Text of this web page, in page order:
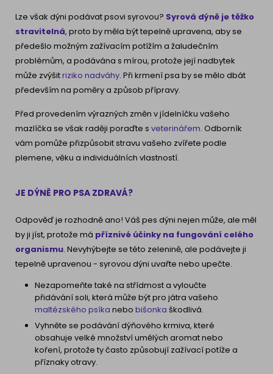
Lze však dýni podávat psovi syrovou? Syrová dýně je těžko
stravitelná, proto by měla být tepelně upravena, aby se
předešlo možným zažívacím potížím a žaludečním
problémům, a podávána s mírou, protože její nadbytek
může zvýšitriziko nadváhy. Při krmení psa by se mělo dbát
především na poměry a způsob přípravy.
Před provedením výrazných změn v jídelníčku vašeho
mazlíčka se však raději poraďte s veterinářem. Odborník
vám pomůže přizpůsobit stravu vašeho zvířete podle
plemene, věku a individuálních vlastností.
JE DÝNĚ PRO PSA ZDRAVÁ?
Odpověď je rozhodně ano! Váš pes dýni nejen může, ale měl
by ji jíst, protože má příznivé účinky na fungování celého
organismu. Nevyhýbejte se této zelenině, ale podávejte ji
tepelně upravenou - syrovou dýni uvařte nebo upečte.
Nezapomeňte také na střídmost a vyloučte
přidávání soli, která může být pro játra vašeho
maltézského psíka nebo bišonka škodlivá.
Vyhněte se podávání dýňového krmiva, které
obsahuje velké množství umělých aromat nebo
koření, protože ty často způsobují zažívací potíže a
příznaky otravy.